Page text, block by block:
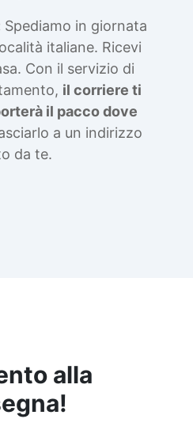
Spediamo in giornata
italiane. Ricevi
Con il servizio di
il corriere ti
il pacco dove
a un indirizzo
da te.
alla